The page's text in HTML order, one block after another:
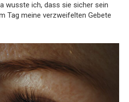
wusste ich, dass sie sicher sein
Tag meine verzweifelten Gebete